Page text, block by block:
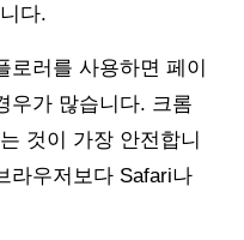
다.
러를 사용하면 페이
우가 많습니다. 크롬
것이 가장 안전합니
라우저보다 Safari나